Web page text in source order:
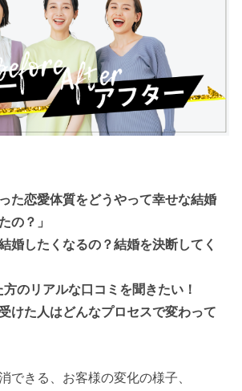
た恋愛体質をどうやって幸せな結婚
の？」
婚したくなるの？結婚を決断してく
のリアルな口コミを聞きたい！
けた人はどんなプロセスで変わって
できる、お客様の変化の様子、